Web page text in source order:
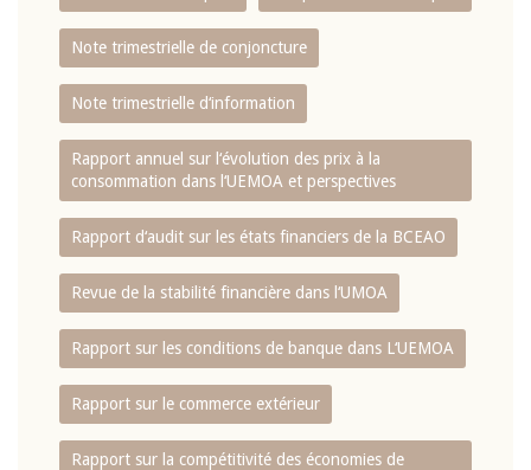
Note trimestrielle de conjoncture
Note trimestrielle d‘information
Rapport annuel sur l‘évolution des prix à la
consommation dans l‘UEMOA et perspectives
Rapport d‘audit sur les états financiers de la BCEAO
Revue de la stabilité financière dans l‘UMOA
Rapport sur les conditions de banque dans L‘UEMOA
Rapport sur le commerce extérieur
Rapport sur la compétitivité des économies de